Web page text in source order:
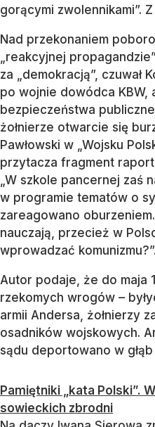
gorącymi zwolennikami”.
Nad przekonaniem
„reakcyjnej
za „demokracją”, czuwał
po wojnie dowódca KBW,
bezpieczeństwa
żołnierze otwarcie się
Pawłowski w „Wojsku
przytacza fragment
„W szkole pancernej zaś
w programie tematów o
zareagowano
nauczają, przecież w
wprowadzać komunizmu?”.
Autor podaje, że do maja
rzekomych wrogów –
armii Andersa, żołnierzy
osadników wojskowych.
sądu deportowano w
Pamiętniki „kata Polski”.
sowieckich zbrodni